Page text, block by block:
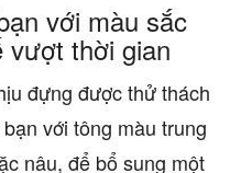
với màu sắc
vượt thời gian
đựng được thử thách
với tông màu trung
nâu, để bổ sung một